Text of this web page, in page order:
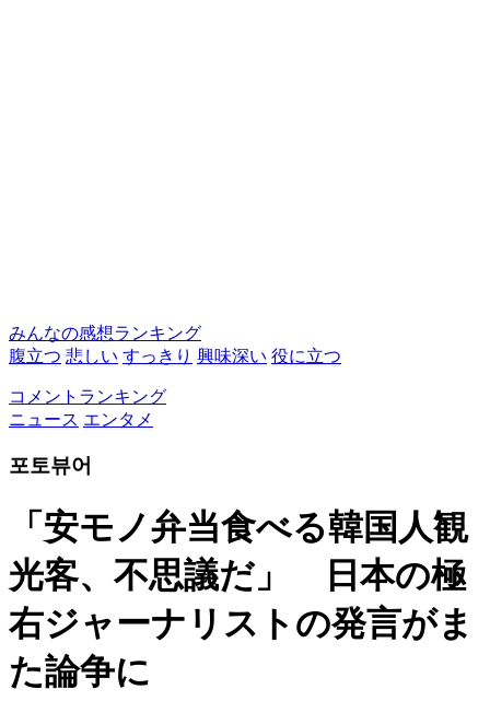
みんなの感想ランキング
腹立つ 悲しい すっきり 興味深い 役に立つ
コメントランキング
ニュース エンタメ
포토뷰어
「安モノ弁当食べる韓国人観
光客、不思議だ」 日本の極
右ジャーナリストの発言がま
た論争に